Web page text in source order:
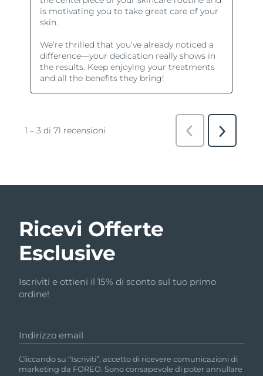
Ricevi Offerte
Esclusive
Iscriviti e ottieni il 15% di sconto sul tuo primo
ordine!
Indirizzo email
Cliccando su “Iscriviti”, accetto di ricevere comunicazioni di
marketing da FOREO. Sono consapevole di poter annullare